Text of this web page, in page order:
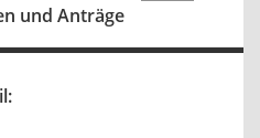
und Anträge